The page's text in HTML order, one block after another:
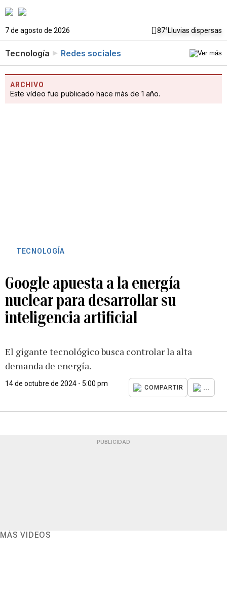
7 de agosto de 2026 87°Lluvias dispersas
Tecnología Redes sociales
ARCHIVO
Este vídeo fue publicado hace más de 1 año.
TECNOLOGÍA
Google apuesta a la energía
nuclear para desarrollar su
inteligencia artificial
El gigante tecnológico busca controlar la alta
demanda de energía.
14 de octubre de 2024 - 5:00 pm
COMPARTIR ...
PUBLICIDAD
MÁS VIDEOS